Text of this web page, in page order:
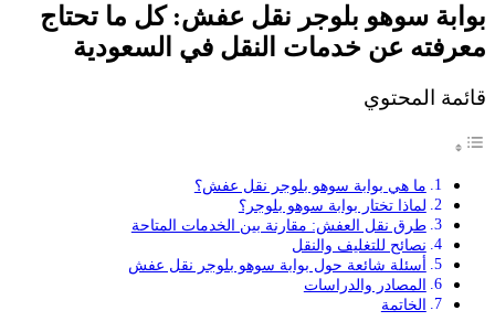
بوابة سوهو بلوجر نقل عفش: كل ما تحتاج
معرفته عن خدمات النقل في السعودية
قائمة المحتوي
ما هي بوابة سوهو بلوجر نقل عفش؟
لماذا تختار بوابة سوهو بلوجر؟
طرق نقل العفش: مقارنة بين الخدمات المتاحة
نصائح للتغليف والنقل
أسئلة شائعة حول بوابة سوهو بلوجر نقل عفش
المصادر والدراسات
الخاتمة